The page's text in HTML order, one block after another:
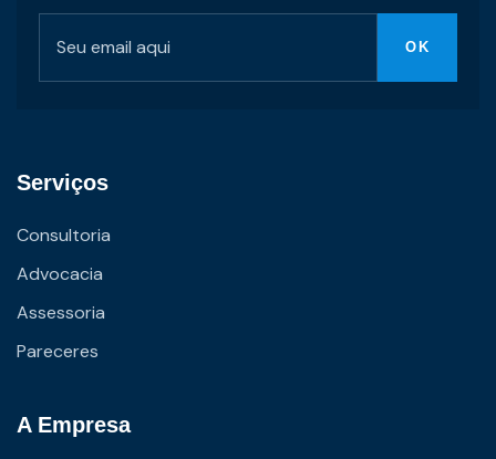
Serviços
Consultoria
Advocacia
Assessoria
Pareceres
A Empresa